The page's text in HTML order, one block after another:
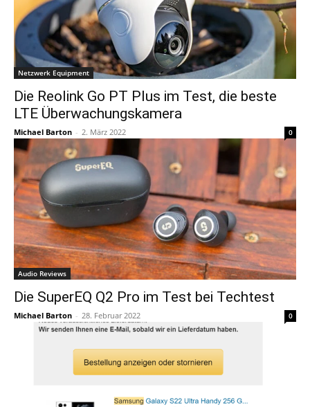
Netzwerk Equipment
Die Reolink Go PT Plus im Test, die beste
LTE Überwachungskamera
Michael Barton - 2. März 2022 0
Audio Reviews
Die SuperEQ Q2 Pro im Test bei Techtest
Michael Barton - 28. Februar 2022 0